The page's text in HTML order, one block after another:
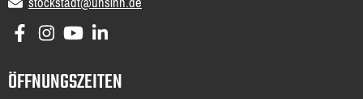
ÖFFNUNGSZEITEN